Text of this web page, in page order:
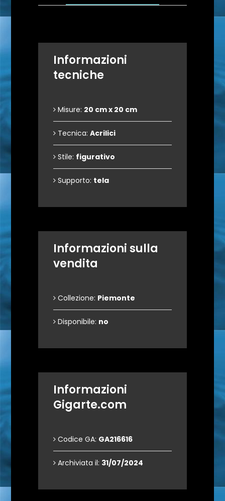
Informazioni
tecniche
Misure: 20 cm x 20 cm
Tecnica: Acrilici
Stile: figurativo
Supporto: tela
Informazioni sulla
vendita
Collezione: Piemonte
Disponibile: no
Informazioni
Gigarte.com
Codice GA: GA216616
Archiviata il: 31/07/2024